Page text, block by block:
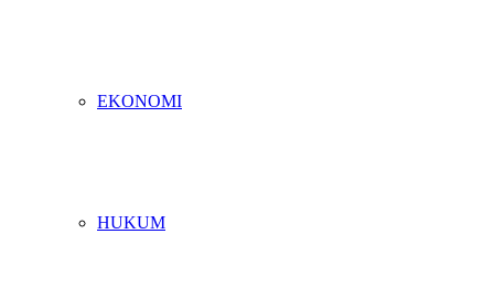
EKONOMI
HUKUM